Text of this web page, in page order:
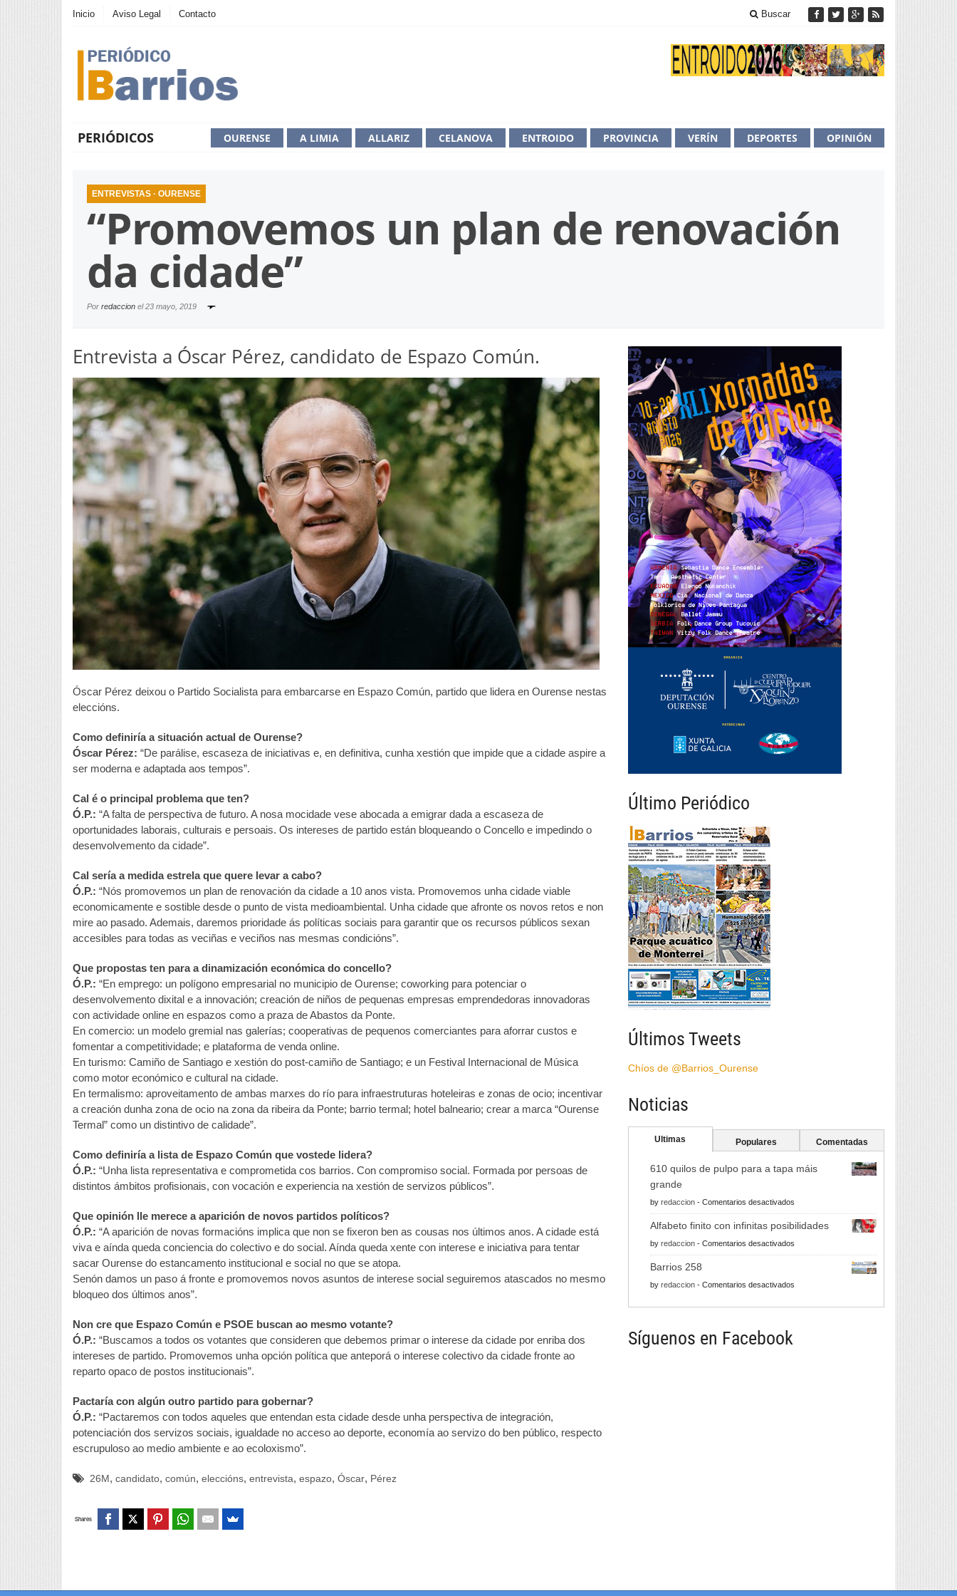
Inicio Aviso Legal Contacto Buscar
PERIÓDICOS OPINIÓN
DEPORTES
VERÍN
PROVINCIA
ENTROIDO
CELANOVA
ALLARIZ
A LIMIA
OURENSE
ENTREVISTAS · OURENSE
“Promovemos un plan de renovación
da cidade”
Por redaccion el23 mayo, 2019
Entrevista a Óscar Pérez, candidato de Espazo Común.
Óscar Pérez deixou o Partido Socialista para embarcarse en Espazo Común, partido que lidera en Ourense nestas
eleccións.
Como definiría a situación actual de Ourense?
Óscar Pérez: “De parálise, escaseza de iniciativas e, en definitiva, cunha xestión que impide que a cidade aspire a
ser moderna e adaptada aos tempos”.
Cal é o principal problema que ten?
Ó.P.: “A falta de perspectiva de futuro. A nosa mocidade vese abocada a emigrar dada a escaseza de
oportunidades laborais, culturais e persoais. Os intereses de partido están bloqueando o Concello e impedindo o
desenvolvemento da cidade”.
Cal sería a medida estrela que quere levar a cabo?
Ó.P.: “Nós promovemos un plan de renovación da cidade a 10 anos vista. Promovemos unha cidade viable
economicamente e sostible desde o punto de vista medioambiental. Unha cidade que afronte os novos retos e non
mire ao pasado. Ademais, daremos prioridade ás políticas sociais para garantir que os recursos públicos sexan
accesibles para todas as veciñas e veciños nas mesmas condicións”.
Que propostas ten para a dinamización económica do concello?
Ó.P.: “En emprego: un polígono empresarial no municipio de Ourense; coworking para potenciar o
desenvolvemento dixital e a innovación; creación de niños de pequenas empresas emprendedoras innovadoras
con actividade online en espazos como a praza de Abastos da Ponte.
En comercio: un modelo gremial nas galerías; cooperativas de pequenos comerciantes para aforrar custos e
fomentar a competitividade; e plataforma de venda online.
En turismo: Camiño de Santiago e xestión do post-camiño de Santiago; e un Festival Internacional de Música
como motor económico e cultural na cidade.
En termalismo: aproveitamento de ambas marxes do río para infraestruturas hoteleiras e zonas de ocio; incentivar
a creación dunha zona de ocio na zona da ribeira da Ponte; barrio termal; hotel balneario; crear a marca “Ourense
Termal” como un distintivo de calidade”.
Como definiría a lista de Espazo Común que vostede lidera?
Ó.P.: “Unha lista representativa e comprometida cos barrios. Con compromiso social. Formada por persoas de
distintos ámbitos profisionais, con vocación e experiencia na xestión de servizos públicos”.
Que opinión lle merece a aparición de novos partidos políticos?
Ó.P.: “A aparición de novas formacións implica que non se fixeron ben as cousas nos últimos anos. A cidade está
viva e aínda queda conciencia do colectivo e do social. Aínda queda xente con interese e iniciativa para tentar
sacar Ourense do estancamento institucional e social no que se atopa.
Senón damos un paso á fronte e promovemos novos asuntos de interese social seguiremos atascados no mesmo
bloqueo dos últimos anos”.
Non cre que Espazo Común e PSOE buscan ao mesmo votante?
Ó.P.: “Buscamos a todos os votantes que consideren que debemos primar o interese da cidade por enriba dos
intereses de partido. Promovemos unha opción política que anteporá o interese colectivo da cidade fronte ao
reparto opaco de postos institucionais”.
Pactaría con algún outro partido para gobernar?
Ó.P.: “Pactaremos con todos aqueles que entendan esta cidade desde unha perspectiva de integración,
potenciación dos servizos sociais, igualdade no acceso ao deporte, economía ao servizo do ben público, respecto
escrupuloso ao medio ambiente e ao ecoloxismo”.
26M, candidato, común, eleccións, entrevista, espazo, Óscar, Pérez
Shares
Último Periódico
Últimos Tweets
Chíos de @Barrios_Ourense
Noticias
Ultimas Populares Comentadas
610 quilos de pulpo para a tapa máis
grande
by redaccion - Comentarios desactivados
610
Alfabeto finito con infinitas posibilidades
by redaccion - Comentarios desactivados
Alfabeto
infinitas
Barrios 258
by redaccion - Comentarios desactivados
Síguenos en Facebook